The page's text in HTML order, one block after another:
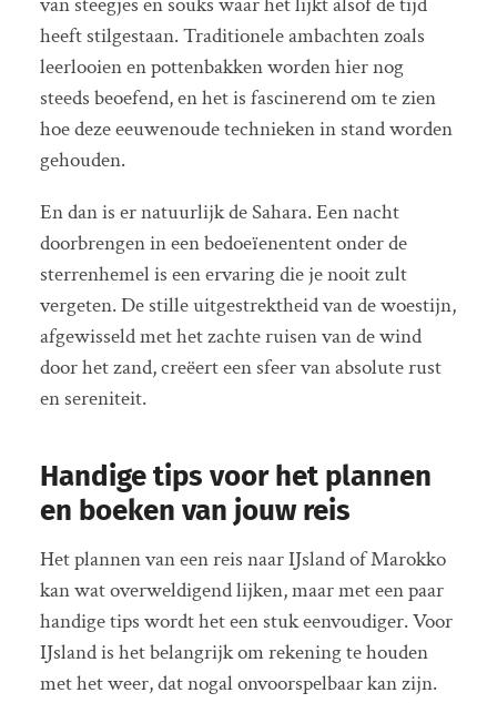
heeft stilgestaan. Traditionele ambachten zoals
leerlooien en pottenbakken worden hier nog
steeds beoefend, en het is fascinerend om te zien
hoe deze eeuwenoude technieken in stand worden
gehouden.
En dan is er natuurlijk de Sahara. Een nacht
doorbrengen in een bedoeïenentent onder de
sterrenhemel is een ervaring die je nooit zult
vergeten. De stille uitgestrektheid van de woestijn,
afgewisseld met het zachte ruisen van de wind
door het zand, creëert een sfeer van absolute rust
en sereniteit.
Handige tips voor het plannen
en boeken van jouw reis
Het plannen van een reis naar IJsland of Marokko
kan wat overweldigend lijken, maar met een paar
handige tips wordt het een stuk eenvoudiger. Voor
IJsland is het belangrijk om rekening te houden
met het weer, dat nogal onvoorspelbaar kan zijn.